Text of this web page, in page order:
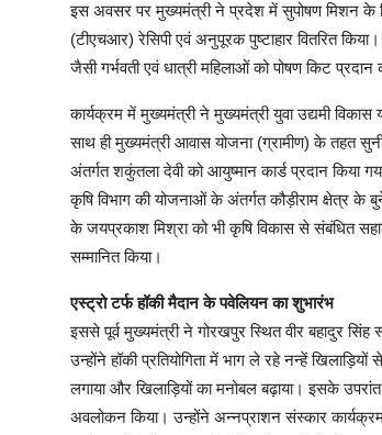
इस अवसर पर मुख्यमंत्री ने प्रदेश में सुपोषण मिशन के
(टीएचआर) रेसिपी एवं अनुपूरक पुष्टाहार वितरित
जैसी गर्भवती एवं धात्री महिलाओं को पोषण किट
कार्यक्रम में मुख्यमंत्री ने मुख्यमंत्री युवा उद्यमी
साथ ही मुख्यमंत्री आवास योजना (ग्रामीण) के तहत
अंतर्गत शकुंतला देवी को आयुष्मान कार्ड प्रदान किया
कृषि विभाग की योजनाओं के अंतर्गत कौड़ीराम क्षेत्र के
के जयप्रकाश मिश्रा को भी कृषि विकास से संबंधित
सम्मानित किया।
एस्ट्रो टर्फ हॉकी मैदान के पवेलियन का शुभारंभ
इससे पूर्व मुख्यमंत्री ने गोरखपुर स्थित वीर बहादुर सिंह
उन्होंने हॉकी प्रतियोगिता में भाग ले रहे नन्हें
लगाया और खिलाड़ियों का मनोबल बढ़ाया। इसके
अवलोकन किया। उन्होंने अन्नप्राशन संस्कार